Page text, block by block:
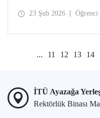
bütünleşik bir yaklaşımla
23 Şub 2026 Öğrenci
... 11 12 13 14
İTÜ Ayazağa
Rektörlük Binası